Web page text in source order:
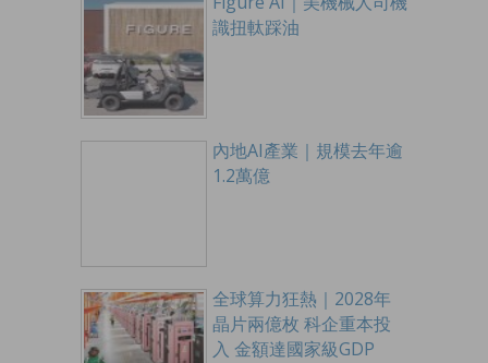
識扭軚踩油
內地AI產業｜規模去年逾
1.2萬億
全球算力狂熱｜2028年
晶片兩億枚 科企重本投
入 金額達國家級GDP